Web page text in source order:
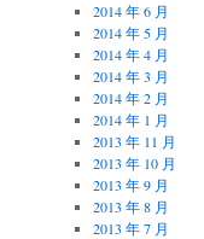
2014 年 6 月
2014 年 5 月
2014 年 4 月
2014 年 3 月
2014 年 2 月
2014 年 1 月
2013 年 11 月
2013 年 10 月
2013 年 9 月
2013 年 8 月
2013 年 7 月